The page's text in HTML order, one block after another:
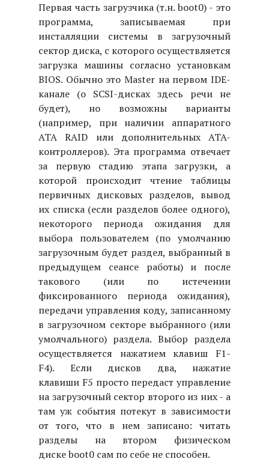
Первая часть загрузчика (т.н. boot0) - это
программа, записываемая при
инсталляции системы в загрузочный
сектор диска, с которого осуществляется
загрузка машины согласно установкам
BIOS. Обычно это Master на первом IDE-
канале (о SCSI-дисках здесь речи не
будет), но возможны варианты
(например, при наличии аппаратного
ATA RAID или дополнительных ATA-
контроллеров). Эта программа отвечает
за первую стадию этапа загрузки, а
которой происходит чтение таблицы
первичных дисковых разделов, вывод
их списка (если разделов более одного),
некоторого периода ожидания для
выбора пользователем (по умолчанию
загрузочным будет раздел, выбранный в
предыдущем сеансе работы) и после
такового (или по истечении
фиксированного периода ожидания),
передачи управления коду, записанному
в загрузочном секторе выбранного (или
умолчального) раздела. Выбор раздела
осуществляется нажатием клавиш F1-
F4). Если дисков два, нажатие
клавиши F5 просто передаст управление
на загрузочный сектор второго из них - а
там уж события потекут в зависимости
от того, что в нем записано: читать
разделы на втором физическом
диске boot0 сам по себе не способен.